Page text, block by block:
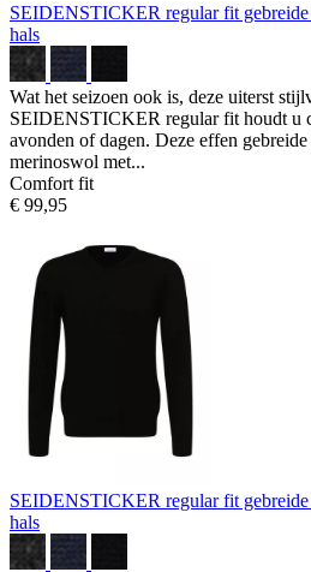
SEIDENSTICKER regular fit
hals
Wat het seizoen ook is, deze uiterst
SEIDENSTICKER regular fit houdt u
avonden of dagen. Deze effen
merinoswol met...
Comfort fit
€ 99,95
SEIDENSTICKER regular fit
hals